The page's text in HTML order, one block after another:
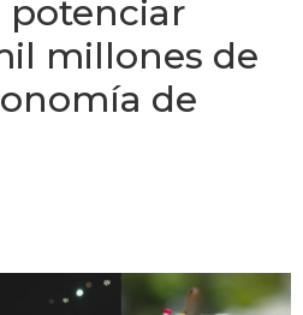
potenciar
millones de
de